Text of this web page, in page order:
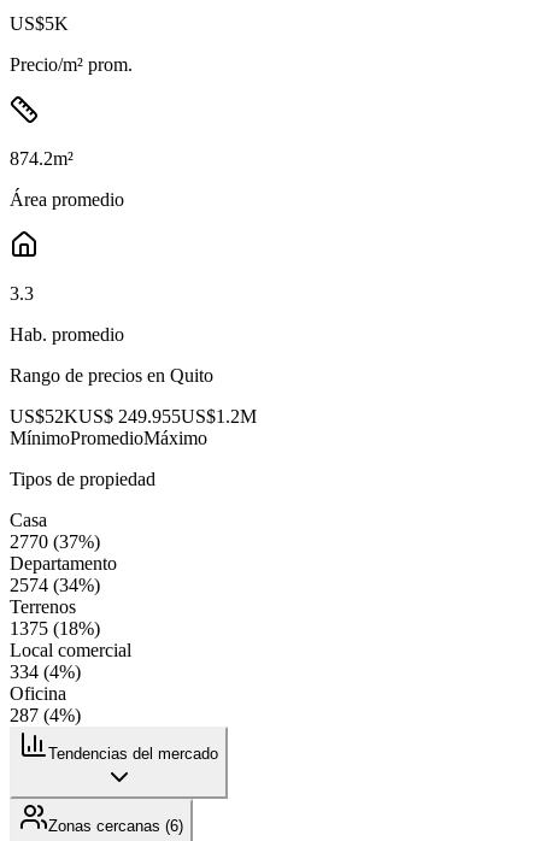
US$5K
Precio/m² prom.
874.2m²
Área promedio
3.3
Hab. promedio
Rango de precios en Quito
US$52KUS$ 249.955US$1.2M
MínimoPromedioMáximo
Tipos de propiedad
Casa
2770 (37%)
Departamento
2574 (34%)
Terrenos
1375 (18%)
Local comercial
334 (4%)
Oficina
287 (4%)
Tendencias del mercado
Zonas cercanas (6)